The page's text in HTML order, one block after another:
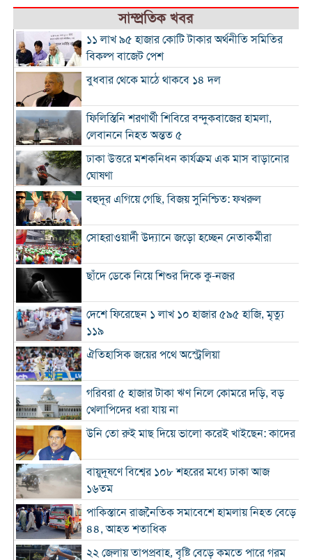
সাম্প্রতিক খবর
১১ লাখ ৯৫ হাজার কোটি টাকার অর্থনীতি সমিতির
বিকল্প বাজেট পেশ
বুধবার থেকে মাঠে থাকবে ১৪ দল
ফিলিস্তিনি শরণার্থী শিবিরে বন্দুকবাজের হামলা,
লেবাননে নিহত অন্তত ৫
ঢাকা উত্তরে মশকনিধন কার্যক্রম এক মাস বাড়ানোর
ঘোষণা
বহুদূর এগিয়ে গেছি, বিজয় সুনিশ্চিত: ফখরুল
সোহরাওয়ার্দী উদ্যানে জড়ো হচ্ছেন নেতাকর্মীরা
ছাঁদে ডেকে নিয়ে শিশুর দিকে কু-নজর
দেশে ফিরেছেন ১ লাখ ১০ হাজার ৫৯৫ হাজি, মৃত্যু
১১৯
ঐতিহাসিক জয়ের পথে অস্ট্রেলিয়া
গরিবরা ৫ হাজার টাকা ঋণ নিলে কোমরে দড়ি, বড়
খেলাপিদের ধরা যায় না
উনি তো রুই মাছ দিয়ে ভালো করেই খাইছেন: কাদের
বায়ুদূষণে বিশ্বের ১০৮ শহরের মধ্যে ঢাকা আজ
১৬তম
পাকিস্তানে রাজনৈতিক সমাবেশে হামলায় নিহত বেড়ে
৪৪, আহত শতাধিক
২২ জেলায় তাপপ্রবাহ, বৃষ্টি বেড়ে কমতে পারে গরম